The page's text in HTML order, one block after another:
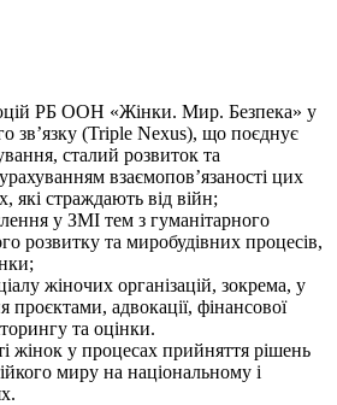
РБ ООН «Жінки. Мир. Безпека» у
зв’язку (Triple Nexus), що поєднує
сталий розвиток та
взаємопов’язаності цих
які страждають від війн;
у ЗМІ тем з гуманітарного
розвитку та миробудівних процесів,
жіночих організацій, зокрема, у
проєктами, адвокації, фінансової
та оцінки.
жінок у процесах прийняття рішень
миру на національному і